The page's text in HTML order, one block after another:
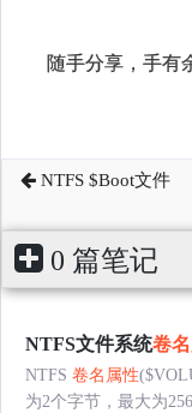
随手分享，手有
NTFS $Boot文件
0 篇笔记
NTFS文件系统卷
NTFS 卷名属性
为2个字节，最大为